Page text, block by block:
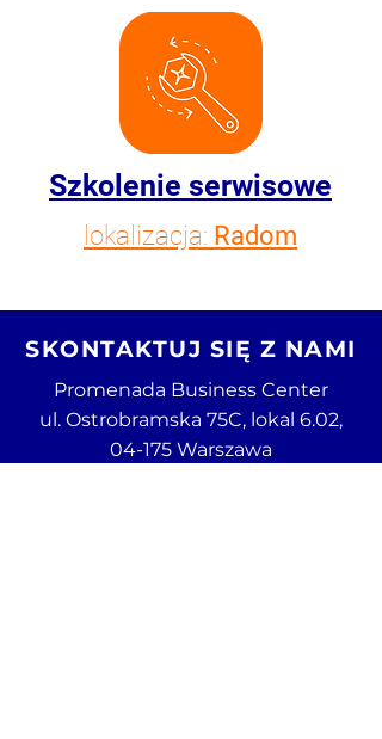
Szkolenie serwisowe
lokalizacja: Radom
SKONTAKTUJ SIĘ Z NAMI
Promenada Business Center
ul. Ostrobramska 75C, lokal 6.02,
04-175 Warszawa